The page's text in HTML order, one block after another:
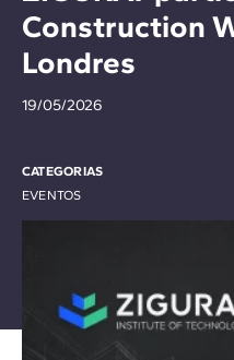
Construction
Londres
19/05/2026
CATEGORIAS
EVENTOS